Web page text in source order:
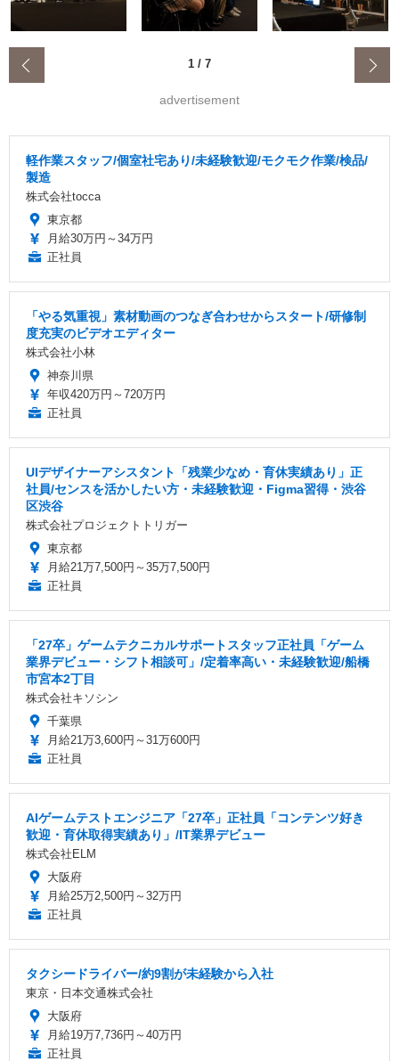
1 / 7
advertisement
軽作業スタッフ/個室社宅あり/未経験歓迎/モクモク作業/検品/
製造
株式会社tocca
東京都
月給30万円～34万円
正社員
「やる気重視」素材動画のつなぎ合わせからスタート/研修制
度充実のビデオエディター
株式会社小林
神奈川県
年収420万円～720万円
正社員
UIデザイナーアシスタント「残業少なめ・育休実績あり」正
社員/センスを活かしたい方・未経験歓迎・Figma習得・渋谷
区渋谷
株式会社プロジェクトトリガー
東京都
月給21万7,500円～35万7,500円
正社員
「27卒」ゲームテクニカルサポートスタッフ正社員「ゲーム
業界デビュー・シフト相談可」/定着率高い・未経験歓迎/船橋
市宮本2丁目
株式会社キソシン
千葉県
月給21万3,600円～31万600円
正社員
AIゲームテストエンジニア「27卒」正社員「コンテンツ好き
歓迎・育休取得実績あり」/IT業界デビュー
株式会社ELM
大阪府
月給25万2,500円～32万円
正社員
タクシードライバー/約9割が未経験から入社
東京・日本交通株式会社
大阪府
月給19万7,736円～40万円
正社員